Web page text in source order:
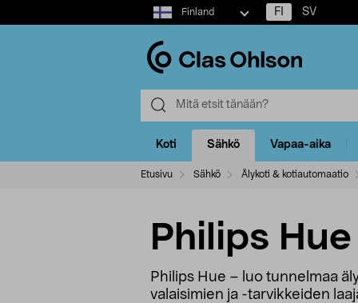
Select
market
Finland FI SV
Koti Sähkö Vapaa-aika
Etusivu Sähkö Älykoti & kotiautomaatio
Philips
Philips Hue – luo tunnelmaa
valaisimien ja -tarvikkeiden